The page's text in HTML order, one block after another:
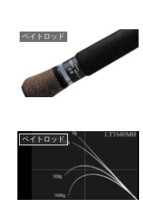
ベイトロッド
ベイトロッド